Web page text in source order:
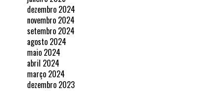
dezembro 2024
novembro 2024
setembro 2024
agosto 2024
maio 2024
abril 2024
março 2024
dezembro 2023